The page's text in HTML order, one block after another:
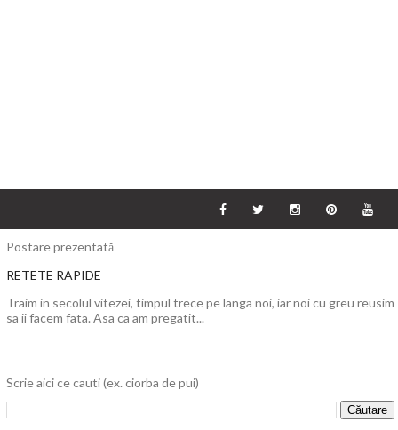
Postare prezentată
RETETE RAPIDE
Traim in secolul vitezei, timpul trece pe langa noi, iar noi cu greu reusim
sa ii facem fata. Asa ca am pregatit...
Scrie aici ce cauti (ex. ciorba de pui)